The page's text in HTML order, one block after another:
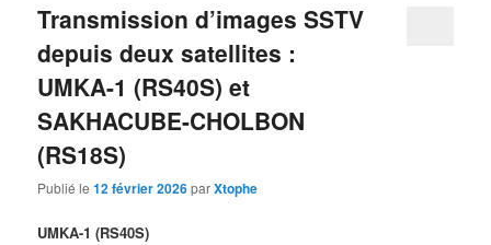
Transmission d’images SSTV
depuis deux satellites :
UMKA-1 (RS40S) et
SAKHACUBE-CHOLBON
(RS18S)
Publié le12 février 2026parXtophe
UMKA-1 (RS40S)